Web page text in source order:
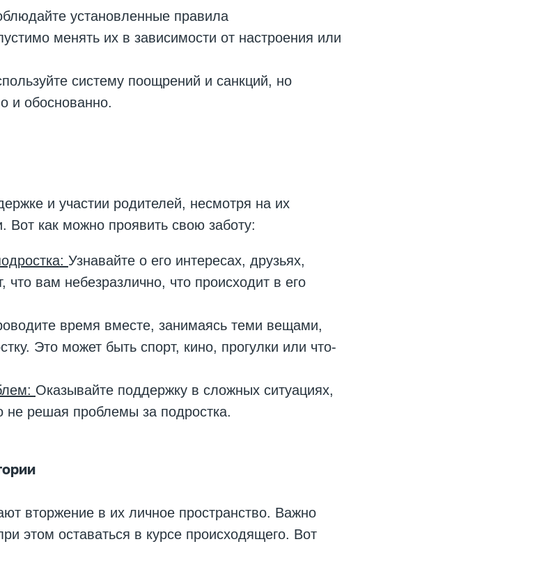
установленные правила
менять их в зависимости от настроения или
систему поощрений и санкций, но
и обоснованно.
и участии родителей, несмотря на их
Вот как можно проявить свою заботу:
Узнавайте о его интересах, друзьях,
что вам небезразлично, что происходит в его
время вместе, занимаясь теми вещами,
Это может быть спорт, кино, прогулки или что-
Оказывайте поддержку в сложных ситуациях,
не решая проблемы за подростка.
вторжение в их личное пространство. Важно
этом оставаться в курсе происходящего. Вот